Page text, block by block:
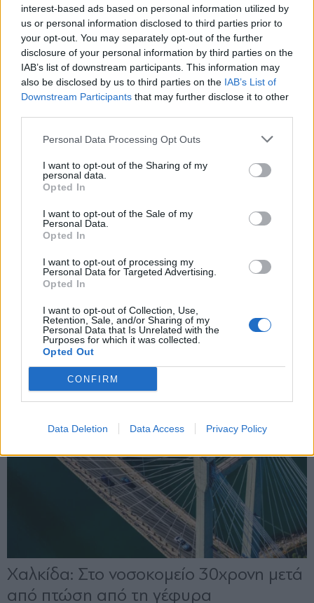
interest-based ads based on personal information utilized by
us or personal information disclosed to third parties prior to
your opt-out. You may separately opt-out of the further
disclosure of your personal information by third parties on the
IAB’s list of downstream participants. This information may
also be disclosed by us to third parties on the IAB’s List of
Downstream Participants that may further disclose it to other
Personal Data Processing Opt Outs
I want to opt-out of the Sharing of my
personal data.
Opted In
I want to opt-out of the Sale of my
Personal Data.
Opted In
I want to opt-out of processing my
Personal Data for Targeted Advertising.
Opted In
I want to opt-out of Collection, Use,
Retention, Sale, and/or Sharing of my
Personal Data that Is Unrelated with the
Purposes for which it was collected.
Opted Out
CONFIRM
Data Deletion Data Access Privacy Policy
Εγγραφή στο newsletter
Αποδέχομαι τους
και την πολιτική απορρήτου
X